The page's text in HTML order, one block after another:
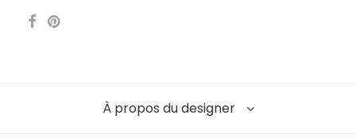
À propos du designer